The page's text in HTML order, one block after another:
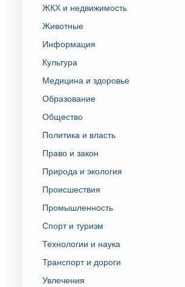
ЖКХ и недвижимость
Животные
Информация
Культура
Медицина и здоровье
Образование
Общество
Политика и власть
Право и закон
Природа и экология
Происшествия
Промышленность
Спорт и туризм
Технологии и наука
Транспорт и дороги
Увлечения